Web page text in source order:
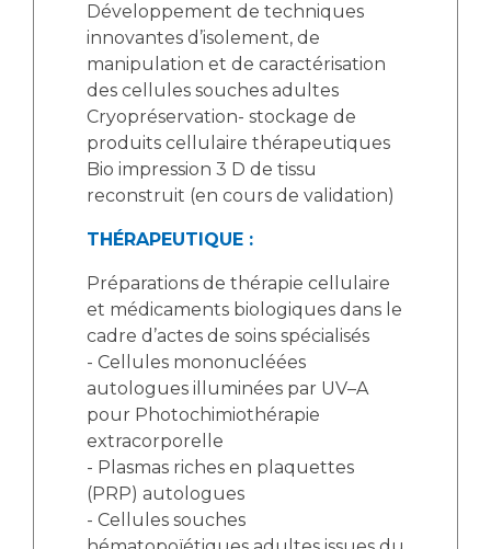
Sécurité
Les recherches en santé à l’AP-HM
Lieu de santé sans tabac
Développement de techniques
innovantes d’isolement, de
manipulation et de caractérisation
des cellules souches adultes
Cryopréservation- stockage de
produits cellulaire thérapeutiques
Bio impression 3 D de tissu
reconstruit (en cours de validation)
THÉRAPEUTIQUE :
Préparations de thérapie cellulaire
et médicaments biologiques dans le
cadre d’actes de soins spécialisés
- Cellules mononucléées
autologues illuminées par UV–A
pour Photochimiothérapie
extracorporelle
- Plasmas riches en plaquettes
(PRP) autologues
- Cellules souches